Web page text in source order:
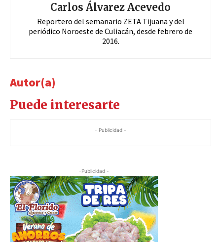
Carlos Álvarez Acevedo
Reportero del semanario ZETA Tijuana y del
periódico Noroeste de Culiacán, desde febrero de
2016.
Autor(a)
Puede interesarte
- Publicidad -
-Publicidad -